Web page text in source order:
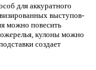
для аккуратного
выступов-
можно повесить
кулоны можно
создает